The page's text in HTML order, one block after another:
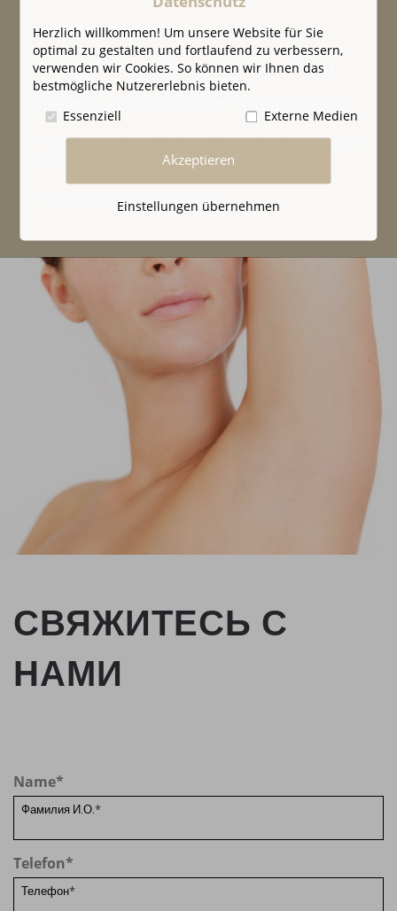
ХОД ПРОЦЕДУРЫ
ПОКАЗАНИЯ К УДАЛЕНИЮ ПОТОВЫХ ЖЕЛЕЗ
РИСК ОСЛОЖНЕНИЙ ПРИ УДАЛЕНИИ ПОТОВЫХ
СТОИМОСТЬ ПРОЦЕДУРЫ
СВЯЖИТЕСЬ С
НАМИ
Name*
Telefon*
Herzlich willkommen! Um unsere Website für Sie
optimal zu gestalten und fortlaufend zu verbessern,
verwenden wir Cookies. So können wir Ihnen das
bestmögliche Nutzererlebnis bieten.
Essenziell
Externe Medien
Akzeptieren
Einstellungen übernehmen